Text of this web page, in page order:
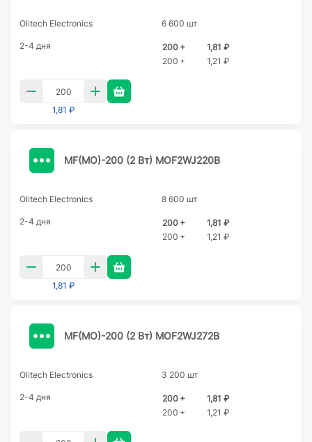
Olitech Electronics 6 600 шт
2-4 дня 200 +
1,81 ₽
200 +
1,21 ₽
1,81 ₽
MF(MO)-200 (2 Вт) MOF2WJ220B
Olitech Electronics 8 600 шт
2-4 дня 200 +
1,81 ₽
200 +
1,21 ₽
1,81 ₽
MF(MO)-200 (2 Вт) MOF2WJ272B
Olitech Electronics 3 200 шт
2-4 дня 200 +
1,81 ₽
200 +
1,21 ₽